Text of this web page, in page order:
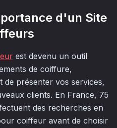
d'un Site
est devenu un outil
de coiffure,
de présenter vos services,
clients. En France, 75
des recherches en
coiffeur avant de choisir